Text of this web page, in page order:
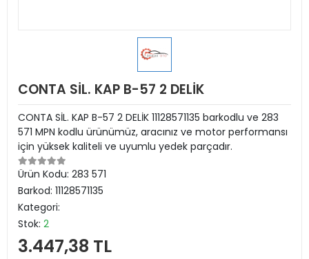
CONTA SİL. KAP B-57 2 DELİK
CONTA SİL. KAP B-57 2 DELİK 11128571135 barkodlu ve 283
571 MPN kodlu ürünümüz, aracınız ve motor performansı
için yüksek kaliteli ve uyumlu yedek parçadır.
Ürün Kodu: 283 571
Barkod: 11128571135
Kategori:
Stok: 2
3.447,38 TL